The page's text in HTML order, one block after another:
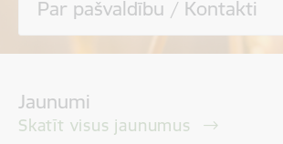
Par pašvaldību / Kontakti
Jaunumi
Skatīt visus jaunumus